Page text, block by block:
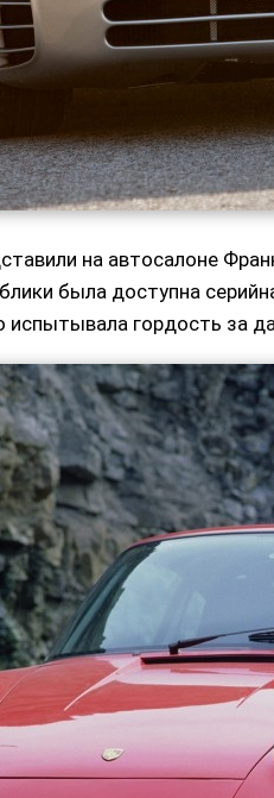
на автосалоне
была доступна
испытывала гордость за